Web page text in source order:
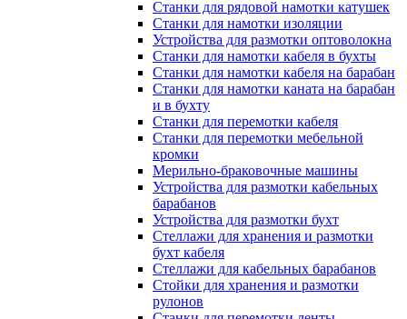
Станки для рядовой намотки катушек
Станки для намотки изоляции
Устройства для размотки оптоволокна
Станки для намотки кабеля в бухты
Станки для намотки кабеля на барабан
Станки для намотки каната на барабан
и в бухту
Станки для перемотки кабеля
Станки для перемотки мебельной
кромки
Мерильно-браковочные машины
Устройства для размотки кабельных
барабанов
Устройства для размотки бухт
Стеллажи для хранения и размотки
бухт кабеля
Стеллажи для кабельных барабанов
Стойки для хранения и размотки
рулонов